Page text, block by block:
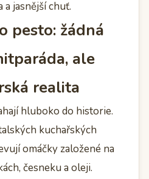
jasnější chuť.
pesto: žádná
ale
realita
hluboko do historie.
kuchařských
omáčky založené na
česneku a oleji.